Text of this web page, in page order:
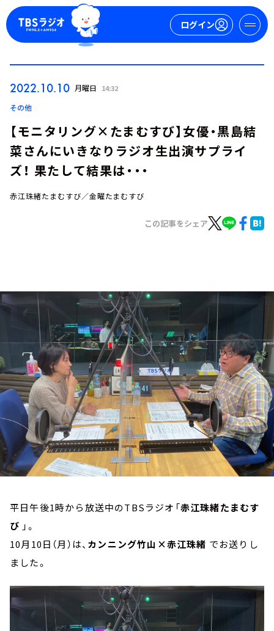
ログイン
イベント・グッズ
YouTube
会社情報
2022.10.10 月曜日 14:32
その他
【モニタリング×たまむすび】女優・黒島結
菜さんにいきなりラジオ生出演サプライ
ズ！ 果たして結果は・・・
赤江珠緒たまむすび／金曜たまむすび
この記事をシェア
平日午後1時から放送中のTBSラジオ「赤江珠緒たまむす
び 」。
10月10日（月）は、 カンニング竹山×赤江珠緒 でお送りし
ました。